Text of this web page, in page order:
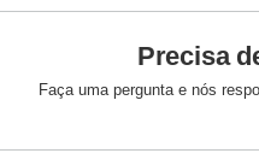
Precisa
Faça uma pergunta e nós